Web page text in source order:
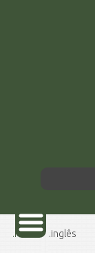
Home inglês